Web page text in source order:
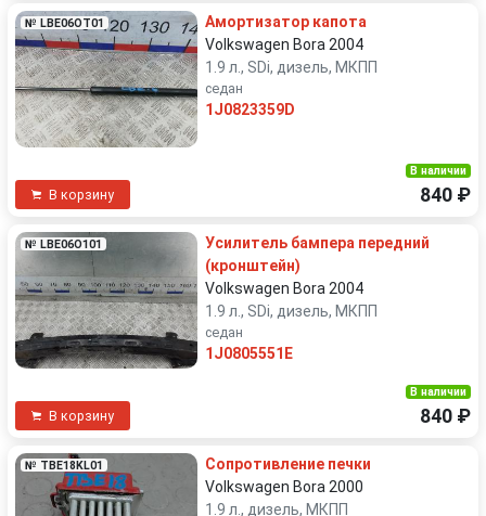
№ LBE06OT01
Амортизатор капота
Volkswagen Bora 2004
1.9 л., SDi, дизель, МКПП
седан
1J0823359D
В корзину
В наличии
840 ₽
№ LBE06O101
Усилитель бампера передний
(кронштейн)
Volkswagen Bora 2004
1.9 л., SDi, дизель, МКПП
седан
1J0805551E
В корзину
В наличии
840 ₽
№ TBE18KL01
Сопротивление печки
Volkswagen Bora 2000
1.9 л., дизель, МКПП